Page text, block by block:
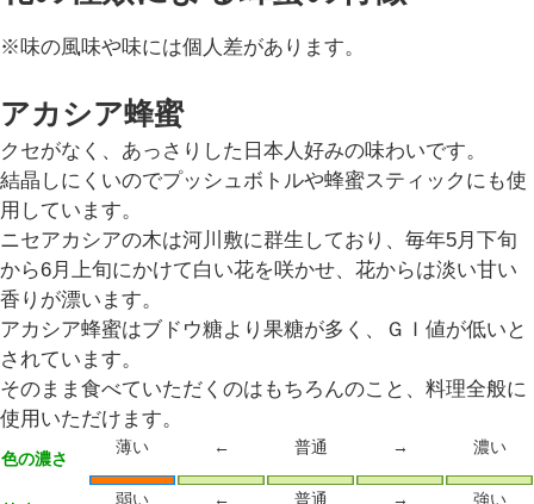
※味の風味や味には個人差があります。
アカシア蜂蜜
クセがなく、あっさりした日本人好みの味わいです。
結晶しにくいのでプッシュボトルや蜂蜜スティックにも使
用しています。
ニセアカシアの木は河川敷に群生しており、毎年5月下旬
から6月上旬にかけて白い花を咲かせ、花からは淡い甘い
香りが漂います。
アカシア蜂蜜はブドウ糖より果糖が多く、ＧＩ値が低いと
されています。
そのまま食べていただくのはもちろんのこと、料理全般に
使用いただけます。
色の濃さ
薄い ← 普通 → 濃い
弱い ← 普通 → 強い